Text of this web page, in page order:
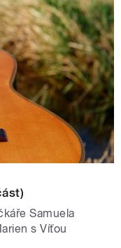
Samuela
s Víťou